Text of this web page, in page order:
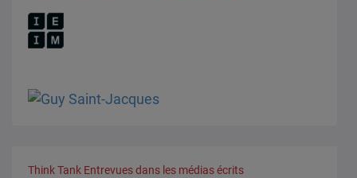
Think Tank Entrevues dans les médias écrits